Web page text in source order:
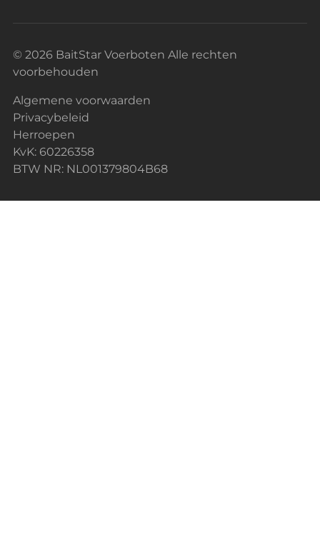
© 2026 BaitStar Voerboten Alle rechten
voorbehouden
Algemene voorwaarden
Privacybeleid
Herroepen
KvK: 60226358
BTW NR: NL001379804B68